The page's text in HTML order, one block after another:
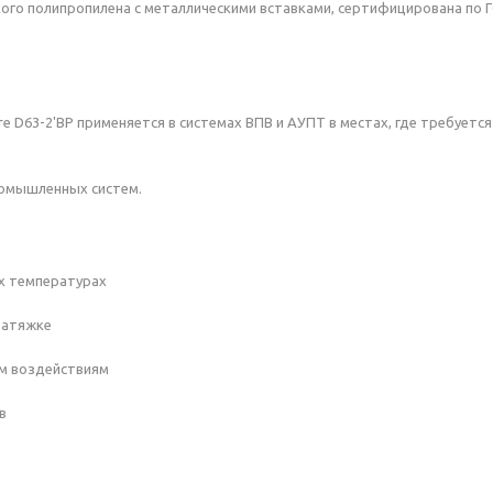
полипропилена с металлическими вставками, сертифицирована по
D63-2'ВР применяется в системах ВПВ и АУПТ в местах, где
систем.
температурах
воздействиям